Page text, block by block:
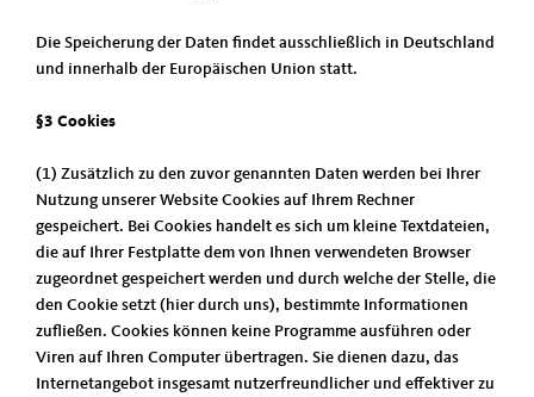
Die Speicherung der Daten findet ausschließlich in Deutschland
und innerhalb der Europäischen Union statt.
§3 Cookies
(1) Zusätzlich zu den zuvor genannten Daten werden bei Ihrer
Nutzung unserer Website Cookies auf Ihrem Rechner
gespeichert. Bei Cookies handelt es sich um kleine Textdateien,
die auf Ihrer Festplatte dem von Ihnen verwendeten Browser
zugeordnet gespeichert werden und durch welche der Stelle, die
den Cookie setzt (hier durch uns), bestimmte Informationen
zufließen. Cookies können keine Programme ausführen oder
Viren auf Ihren Computer übertragen. Sie dienen dazu, das
Internetangebot insgesamt nutzerfreundlicher und effektiver zu